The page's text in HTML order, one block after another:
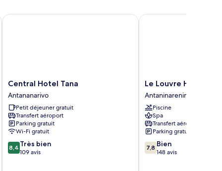
Central
Hotel
Tana
Antananarivo
Central Hotel Tana
Antananarivo
Petit déjeuner gratuit
Transfert aéroport
Parking gratuit
Wi-Fi gratuit
8.4
sur
8,4 Très bien
109 avis
Central Hotel Tana
Le
Louvre
Hôtel
&
Spa
Antaninarenina
Le Louvre Hôtel &
Antaninarenina
Piscine
Spa
Transfert aéroport
Parking gratuit
7.8
sur
7,8 Bien
148 avis
Le Louvre Hôtel & Spa